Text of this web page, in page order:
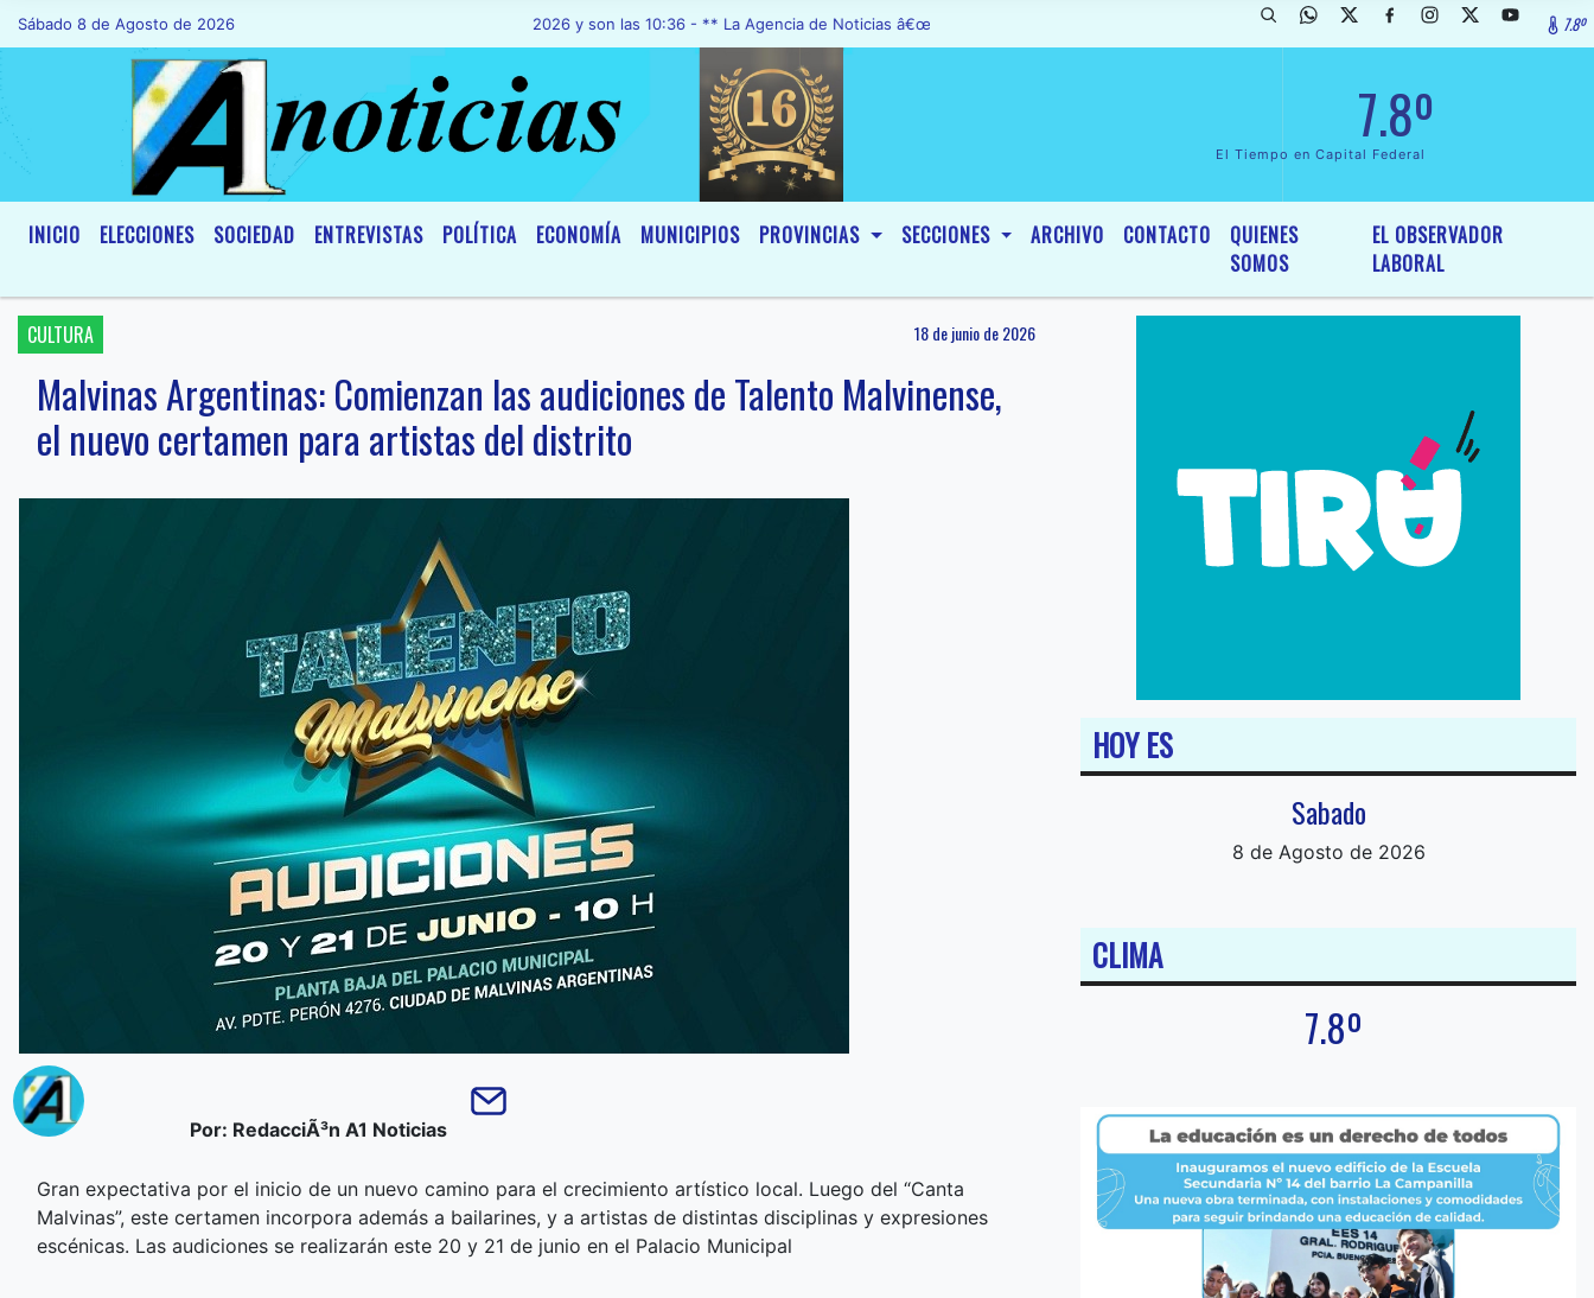
Sábado 8 de Agosto de 2026 Hoy es Sábado 8 de Agosto de 2026 y son las 10:36 - ** La Agencia de Noticias â€œA1 Noticiasâ€, fue declarada de InterÃ©s General y Legislativo, por Ordenanza NÂº 6236/19 del7.8º
7.8º
El Tiempo en Capital Federal
INICIO ELECCIONES SOCIEDAD ENTREVISTAS POLÍTICA ECONOMÍA MUNICIPIOS PROVINCIAS SECCIONES ARCHIVO CONTACTO
QUIENES
SOMOS
EL OBSERVADOR
LABORAL
CULTURA 18 de junio de 2026
Malvinas Argentinas: Comienzan las audiciones de Talento Malvinense,
el nuevo certamen para artistas del distrito
Por: RedacciÃ³n A1 Noticias
Gran expectativa por el inicio de un nuevo camino para el crecimiento artístico local. Luego del “Canta
Malvinas”, este certamen incorpora además a bailarines, y a artistas de distintas disciplinas y expresiones
escénicas. Las audiciones se realizarán este 20 y 21 de junio en el Palacio Municipal
HOY ES
Sabado
8 de Agosto de 2026
CLIMA
7.8º